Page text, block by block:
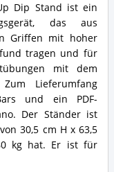
Dip Stand ist ein
das aus
Griffen mit hoher
tragen und für
mit dem
Lieferumfang
und ein PDF-
Der Ständer ist
30,5 cm H x 63,5
kg hat. Er ist für